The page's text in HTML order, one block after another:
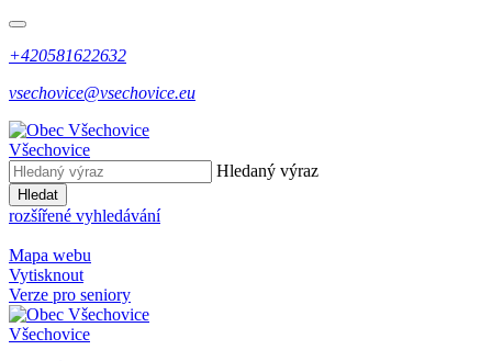
+420581622632
vsechovice@vsechovice.eu
Všechovice
Hledaný výraz
Hledat
rozšířené vyhledávání
Mapa webu
Vytisknout
Verze pro seniory
Všechovice